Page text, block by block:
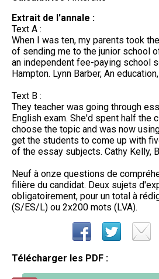
Extrait de l'annale :
Text A :
When I was ten, my parents took
of sending me to the junior school
an independent fee-paying school
Hampton. Lynn Barber, An
Text B :
They teacher was going through
English exam. She'd spent half the
choose the topic and was now
get the students to come up with
of the essay subjects. Cathy Kelly,
Neuf à onze questions de
filière du candidat. Deux sujets
obligatoirement, pour un total à
(S/ES/L) ou 2x200 mots (LVA).
Télécharger les PDF :